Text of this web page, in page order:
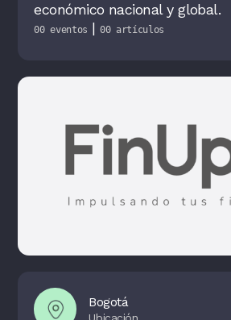
Bogotá
económico nacional y global.
00 eventos |00 artículos